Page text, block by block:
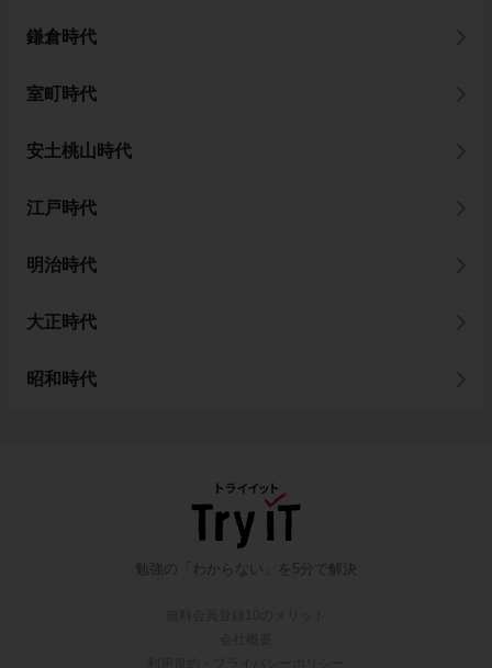
鎌倉時代
室町時代
安土桃山時代
江戸時代
明治時代
大正時代
昭和時代
勉強の「わからない」を5分で解決